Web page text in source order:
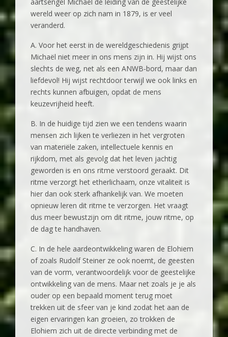
aartsengel Michaël de leiding van de geestelijke
wereld weer op zich nam in 1879, is er veel
veranderd.
A. Voor het eerst in de wereldgeschiedenis grijpt
Michaël niet meer in ons mens zijn in. Hij wijst ons
slechts de weg, net als een ANWB-bord, maar dan
liefdevol! Hij wijst rechtdoor terwijl we ook links en
rechts kunnen afbuigen, opdat de mens
keuzevrijheid heeft.
B. In de huidige tijd zien we een tendens waarin
mensen zich lijken te verliezen in het vergroten
van materiële zaken, intellectuele kennis en
rijkdom, met als gevolg dat het leven jachtig
geworden is en ons ritme verstoord geraakt. Dit
ritme verzorgt het etherlichaam, onze vitaliteit is
hier dan ook sterk afhankelijk van. We moeten
opnieuw leren dit ritme te verzorgen. Het vraagt
dus meer bewustzijn om dit ritme, jouw ritme, op
de dag te handhaven.
C. In de hele aardeontwikkeling waren de Elohiem
of zoals Rudolf Steiner ze ook noemt, de geesten
van de vorm, verantwoordelijk voor de geestelijke
ontwikkeling van de mens. Maar net zoals je je als
ouder op een bepaald moment terug moet
trekken uit de sfeer van je kind zodat het aan de
eigen ervaringen kan groeien, zo trokken de
Elohiem zich uit de directe verbinding met de